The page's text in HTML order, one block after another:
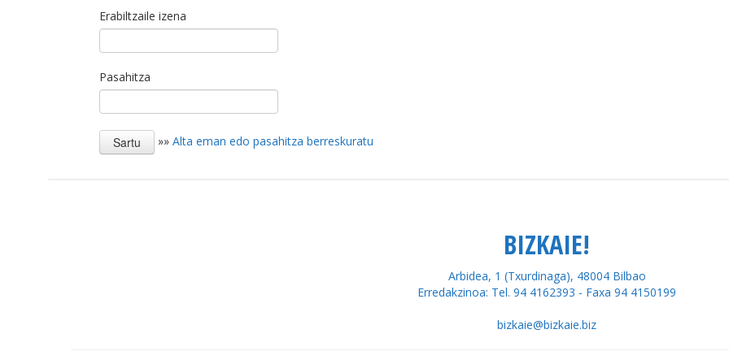
Erabiltzaile izena
Pasahitza
»» Alta eman edo pasahitza berreskuratu
BIZKAIE!
Arbidea, 1 (Txurdinaga), 48004 Bilbao
Erredakzinoa: Tel. 94 4162393 - Faxa 94 4150199
bizkaie@bizkaie.biz